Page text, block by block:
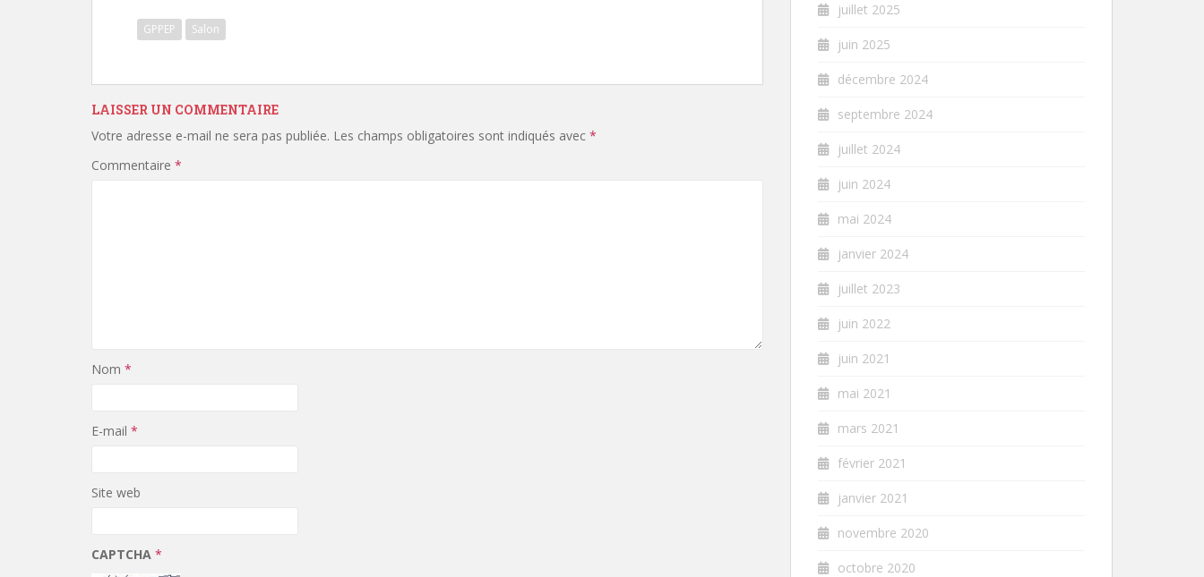
GPPEP Salon
LAISSER UN COMMENTAIRE
Votre adresse e-mail ne sera pas publiée. Les champs obligatoires sont indiqués avec *
Commentaire *
Nom *
E-mail *
Site web
CAPTCHA *
juillet 2025
juin 2025
décembre 2024
septembre 2024
juillet 2024
juin 2024
mai 2024
janvier 2024
juillet 2023
juin 2022
juin 2021
mai 2021
mars 2021
février 2021
janvier 2021
novembre 2020
octobre 2020